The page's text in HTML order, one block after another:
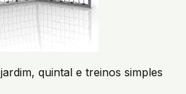
quintal e treinos simples